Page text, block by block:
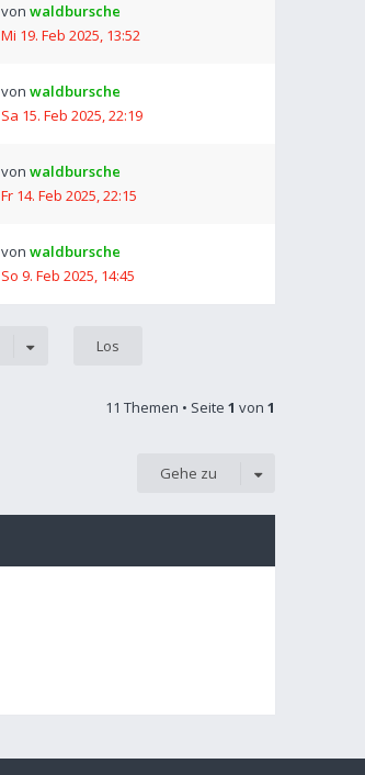
von waldbursche
Mi 19. Feb 2025, 13:52
von waldbursche
Sa 15. Feb 2025, 22:19
von waldbursche
Fr 14. Feb 2025, 22:15
von waldbursche
So 9. Feb 2025, 14:45
11 Themen • Seite 1 von 1
Gehe zu